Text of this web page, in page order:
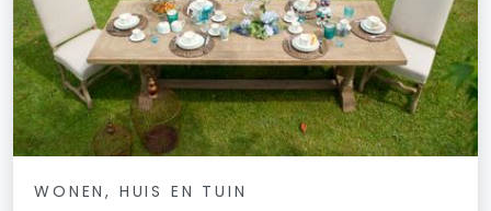
WONEN, HUIS EN TUIN